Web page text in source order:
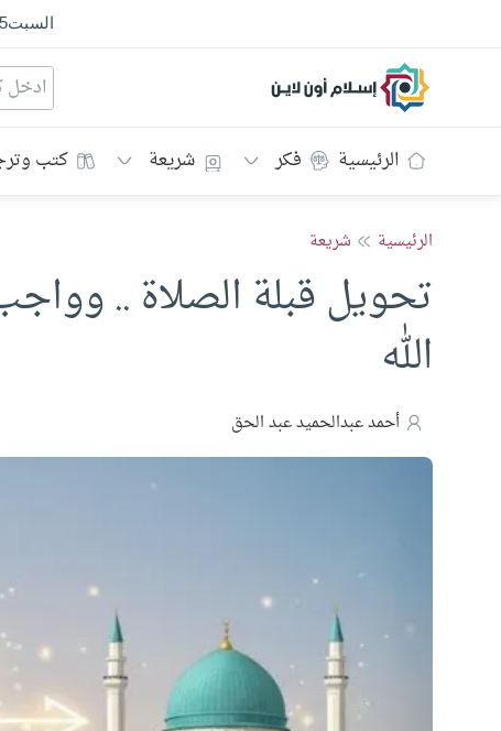
السبت
إسلام أون لاين
الرئيسية فكر شريعة كتب
الرئيسية شريعة
تحويل قبلة الصلاة ..
الله
أحمد عبدالحميد عبد الحق